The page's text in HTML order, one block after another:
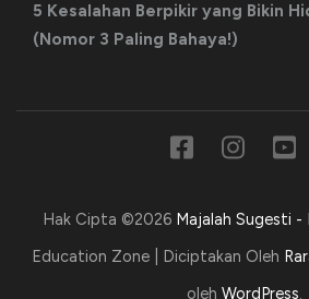
5 Kesalahan Berpikir yang Bikin
(Nomor 3 Paling Bahaya!)
Hak Cipta ©2026 Majalah Sugesti -
Education Zone | Diciptakan Oleh
oleh WordPress.